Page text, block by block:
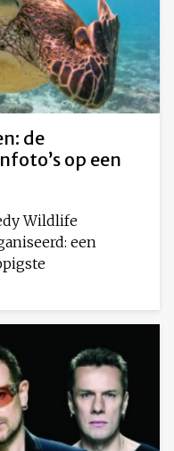
de
op een
Wildlife
een